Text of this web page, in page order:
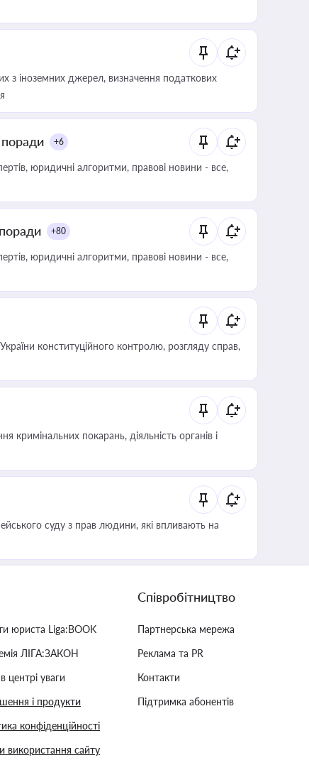
з іноземних джерел, визначення податкових
поради +6
юридичні алгоритми, правові новини - все,
+80
юридичні алгоритми, правові новини - все,
конституційного контролю, розгляду справ,
кримінальних покарань, діяльність органів і
суду з прав людини, які впливають на
юриста Liga:BOOK
ЛІГА:ЗАКОН
центрі уваги
і продукти
конфіденційності
використання сайту
Співробітництво
Партнерська мережа
Реклама та PR
Контакти
Підтримка абонентів